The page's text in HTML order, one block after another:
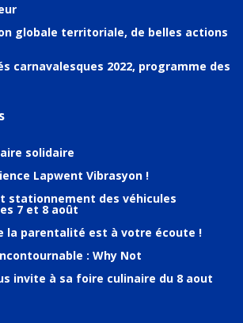
globale territoriale, de belles actions
carnavalesques 2022, programme des
solidaire
Lapwent Vibrasyon !
stationnement des véhicules
7 et 8 août
la parentalité est à votre écoute !
: Why Not
invite à sa foire culinaire du 8 aout